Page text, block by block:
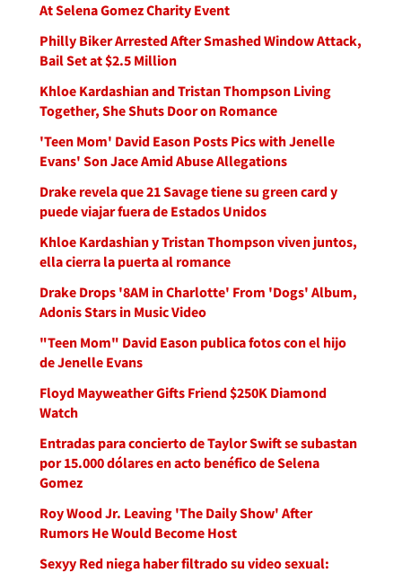
At Selena Gomez Charity Event
Philly Biker Arrested After Smashed Window Attack,
Bail Set at $2.5 Million
Khloe Kardashian and Tristan Thompson Living
Together, She Shuts Door on Romance
'Teen Mom' David Eason Posts Pics with Jenelle
Evans' Son Jace Amid Abuse Allegations
Drake revela que 21 Savage tiene su green card y
puede viajar fuera de Estados Unidos
Khloe Kardashian y Tristan Thompson viven juntos,
ella cierra la puerta al romance
Drake Drops '8AM in Charlotte' From 'Dogs' Album,
Adonis Stars in Music Video
"Teen Mom" David Eason publica fotos con el hijo
de Jenelle Evans
Floyd Mayweather Gifts Friend $250K Diamond
Watch
Entradas para concierto de Taylor Swift se subastan
por 15.000 dólares en acto benéfico de Selena
Gomez
Roy Wood Jr. Leaving 'The Daily Show' After
Rumors He Would Become Host
Sexyy Red niega haber filtrado su video sexual: